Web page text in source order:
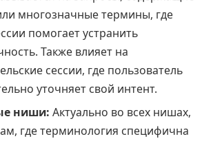
многозначные термины, где
помогает устранить
Также влияет на
сессии, где пользователь
уточняет свой интент.
ниши: Актуально во всех нишах,
где терминология специфична